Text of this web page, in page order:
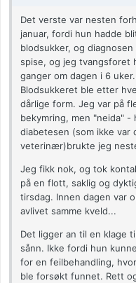
Det verste var nesten
januar, fordi hun hadde
blodsukker, og
spise, og jeg tvangsforet
ganger om dagen i 6
Blodsukkeret ble etter
dårlige form. Jeg var på
bekymring, men "neida" -
diabetesen (som ikke var
veterinær)brukte jeg
Jeg fikk nok, og tok
på en flott, saklig og
tirsdag. Innen dagen var
avlivet samme kveld...
Det ligger an til en klage
sånn. Ikke fordi hun
for en feilbehandling,
ble forsøkt funnet. Rett